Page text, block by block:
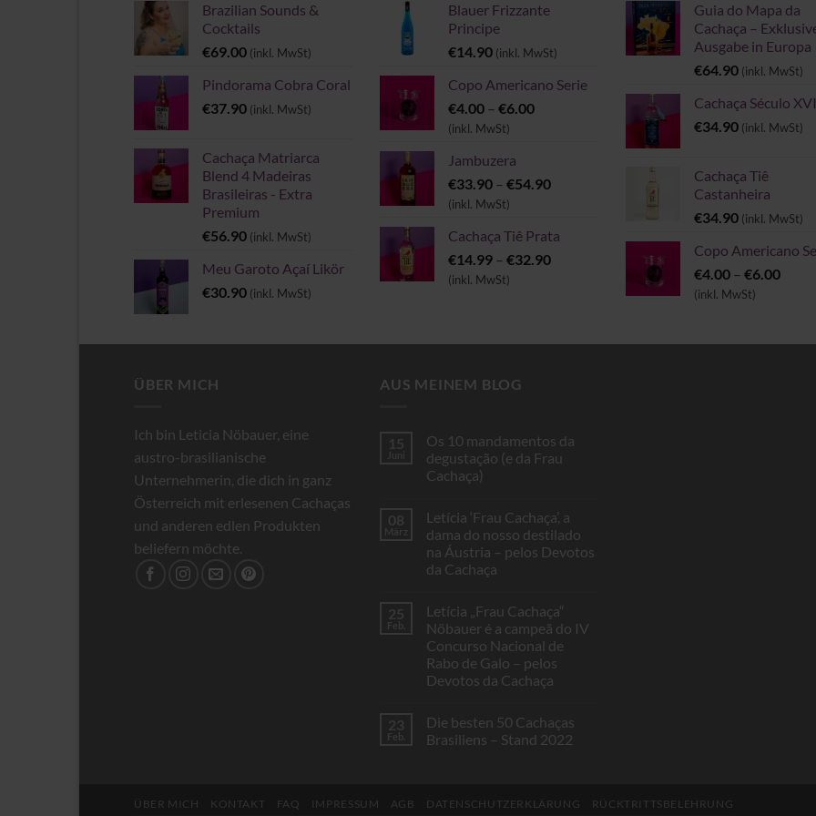
Brazilian Sounds &
Cocktails
€69.00 (inkl. MwSt)
Pindorama Cobra Coral
€37.90 (inkl. MwSt)
Cachaça Matriarca
Blend 4 Madeiras
Brasileiras - Extra
Premium
€56.90 (inkl. MwSt)
Meu Garoto Açaí Likör
€30.90 (inkl. MwSt)
Blauer Frizzante
Principe
€14.90 (inkl. MwSt)
Copo Americano Serie
€4.00 – €6.00Preisspanne:
(inkl. MwSt)
Jambuzera
€33.90 – €54.90Preisspanne:
€54.90
(inkl. MwSt)
Cachaça Tiê Prata
€14.99 – €32.90Preisspanne:
(inkl. MwSt)
Guia do Mapa da
Cachaça –
Ausgabe in Europa
€64.90 (inkl. MwSt)
Cachaça Século
€34.90 (inkl. MwSt)
Cachaça Tiê
Castanheira
€34.90 (inkl. MwSt)
Copo Americano
€4.00 – €6.00
(inkl. MwSt)
ÜBER MICH
Ich bin Leticia Nöbauer, eine
austro-brasilianische
Unternehmerin, die dich in ganz
Österreich mit erlesenen Cachaças
und anderen edlen Produkten
beliefern möchte.
AUS MEINEM BLOG
15
Juni
Os 10 mandamentos da
degustação (e da Frau
Cachaça)
zu
10
mandamentos
degustação
Frau
Cachaça)
08
März
Letícia ‘Frau Cachaça’, a
dama do nosso destilado
na Áustria – pelos Devotos
da Cachaça
zu
Letícia
‘Frau
Cachaça’,
a
dama
do
na
Áustria
–
25
Feb.
Letícia „Frau Cachaça“
Nöbauer é a campeã do IV
Concurso Nacional de
Rabo de Galo – pelos
Devotos da Cachaça
zu
Letícia
„Frau
campeã
23
Feb.
Die besten 50 Cachaças
Brasiliens – Stand 2022
besten
ÜBER MICH KONTAKT FAQ IMPRESSUM AGB DATENSCHUTZERKLÄRUNG RÜCKTRITTSBELEHRUNG